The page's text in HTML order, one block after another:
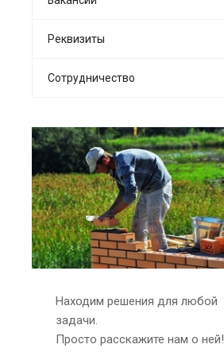
Реквизиты
Сотрудничество
Находим решения для любой
задачи.
Просто расскажите нам о ней!